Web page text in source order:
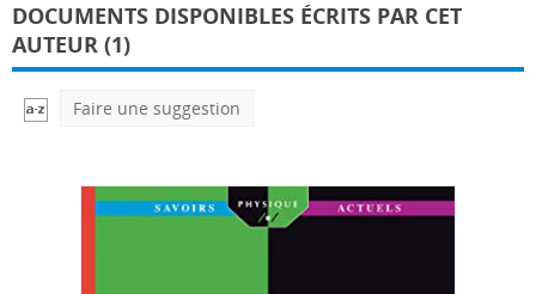
DOCUMENTS DISPONIBLES ÉCRITS PAR CET
AUTEUR (1)
Faire une suggestion